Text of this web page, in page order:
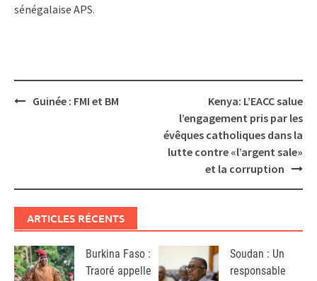
sénégalaise APS.
PostGuinée : FMI et BM
Kenya: L’EACC salue
l’engagement pris par les
évêques catholiques dans la
lutte contre «l’argent sale»
et la corruption
ARTICLES RÉCENTS
Burkina Faso :
Traoré appelle
Soudan : Un
responsable